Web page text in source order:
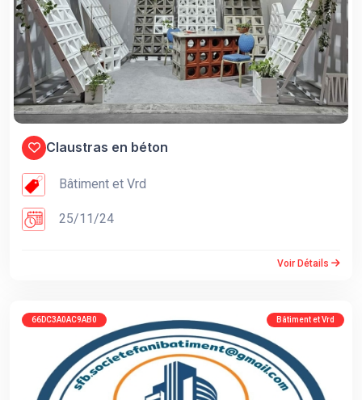
Claustras en béton
Bâtiment et Vrd
25/11/24
Voir Détails
66DC3A0AC9AB0 Bâtiment et Vrd